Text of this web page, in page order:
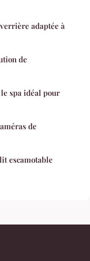
adaptée à
de
spa idéal pour
de
escamotable